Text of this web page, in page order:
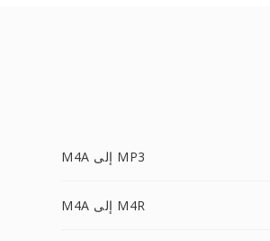
M4A إلى MP3
M4A إلى M4R